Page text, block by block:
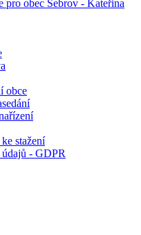
pro obec Šebrov - Kateřina
obce
stažení
- GDPR